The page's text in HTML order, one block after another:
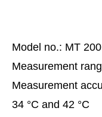
Model no.: MT 200
Measurement
Measurement
34 °C and 42 °C